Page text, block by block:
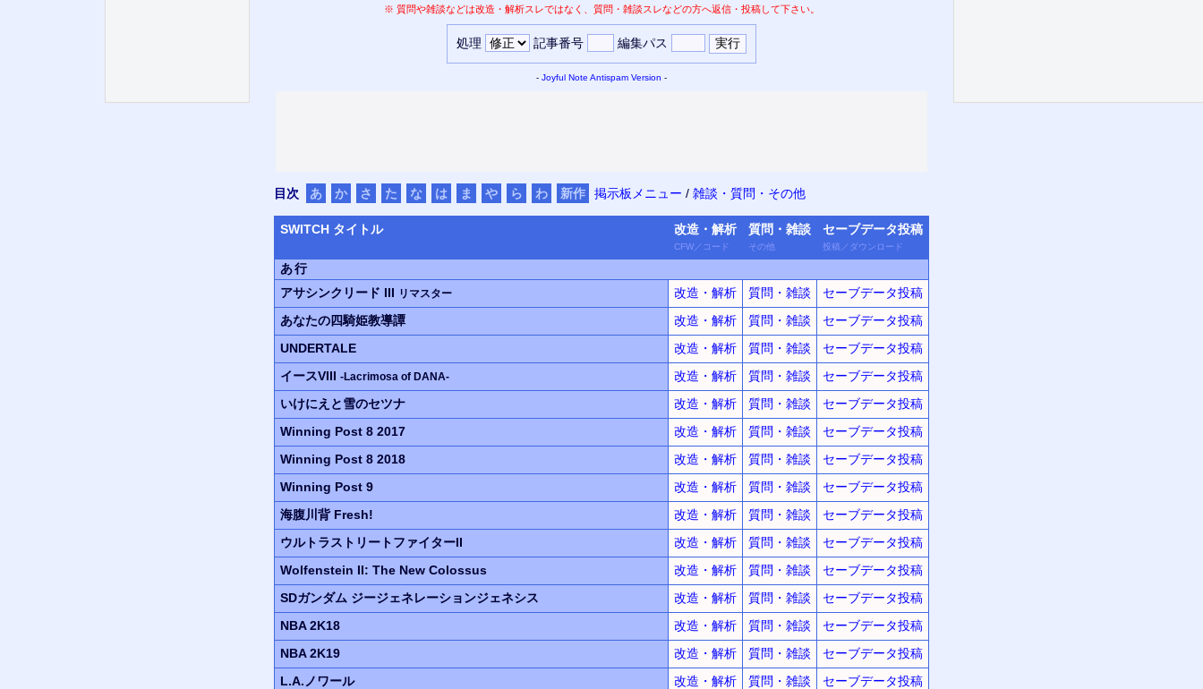
※ 質問や雑談などは改造・解析スレではなく、質問・雑談スレなどの方へ返信・投稿して下さい。
処理 記事番号 編集パス
- Joyful Note Antispam Version -
目次 あ か さ た な は ま や ら わ 新作 掲示板メニュー / 雑談・質問・その他
SWITCH タイトル 改造・ 解析
CFW ／ コード
質問・ 雑談
その他
セーブデータ投稿
投稿 ／ ダウン ロード
あ行
アサシンクリード III リマスター 改造・解析 質問・雑談
セーブデータ投稿
あなたの四騎姫教導譚
改造・解析 質問・雑談
セーブデータ投稿
UNDERTALE
改造・解析 質問・雑談
セーブデータ投稿
イースVIII -Lacrimosa of DANA- 改造・解析 質問・雑談
セーブデータ投稿
いけにえと雪のセツナ
改造・解析 質問・雑談
セーブデータ投稿
Winning Post 8 2017
改造・解析 質問・雑談
セーブデータ投稿
Winning Post 8 2018
改造・解析 質問・雑談
セーブデータ投稿
Winning Post 9
改造・解析 質問・雑談
セーブデータ投稿
海腹川背 Fresh!
改造・解析 質問・雑談
セーブデータ投稿
ウルトラ ストリートファイターII 改造・解析 質問・雑談
セーブデータ投稿
Wolfenstein II: The New Colossus 改造・解析 質問・雑談
セーブデータ投稿
SDガンダム ジージェネレーションジェネシス 改造・解析 質問・雑談
セーブデータ投稿
NBA 2K18
改造・解析 質問・雑談
セーブデータ投稿
NBA 2K19
改造・解析 質問・雑談
セーブデータ投稿
L.A. ノワール 改造・解析 質問・雑談
セーブデータ投稿